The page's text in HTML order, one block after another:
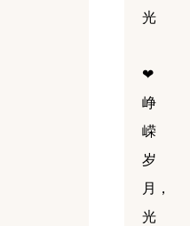
光
❤
峥
嵘
岁
月，
光